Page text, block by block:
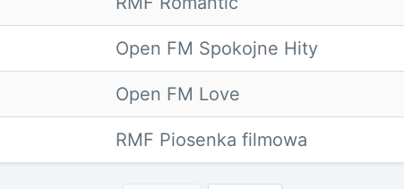
Open FM Spokojne Hity
Open FM Love
RMF Piosenka filmowa